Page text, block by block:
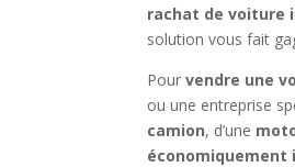
rachat de voiture
solution vous fait
Pourvendre une
ou une entreprise
camion, d’une
économiquement